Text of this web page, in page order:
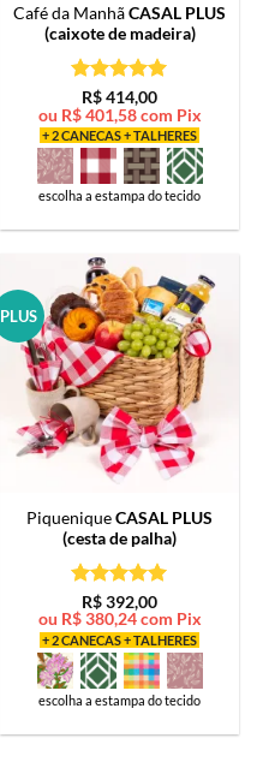
Café da ManhãCASAL PLUS
(caixote de madeira)
Avaliação5
de 5
R$414,00
ou R$401,58 com Pix
+ 2 CANECAS + TALHERES
escolha a estampa do tecido
PLUS
PiqueniqueCASAL PLUS
(cesta de palha)
Avaliação5
de 5
R$392,00
ou R$380,24 com Pix
+ 2 CANECAS + TALHERES
escolha a estampa do tecido